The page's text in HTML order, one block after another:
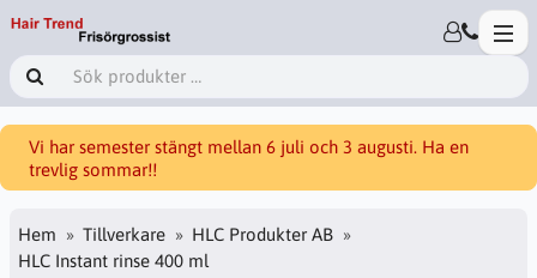
Vi har semester stängt mellan 6 juli och 3 augusti. Ha en
trevlig sommar!!
Hem Tillverkare
HLC Produkter AB
HLC Instant rinse 400 ml